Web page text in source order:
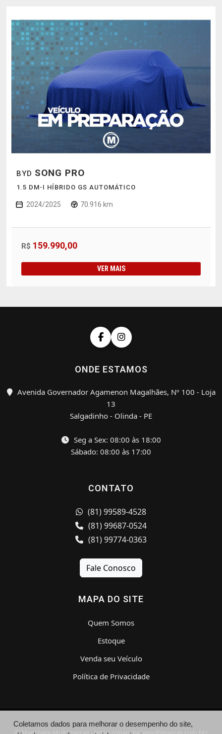
BYD SONG PRO
1.5 DM-I HÍBRIDO GS AUTOMÁTICO
2024/2025 70.916 km
R$ 159.990,00
VER MAIS
ONDE ESTAMOS
Avenida Governador Agamenon Magalhães, Nº 100 - Loja
13
Salgadinho - Olinda - PE
Seg a Sex: 08:00 às 18:00
Sábado: 08:00 às 17:00
CONTATO
(81) 99589-4528
(81) 99687-0524
(81) 99774-0363
Fale Conosco
MAPA DO SITE
Quem Somos
Estoque
Venda seu Veículo
Política de Privacidade
Coletamos dados para melhorar o desempenho do site,